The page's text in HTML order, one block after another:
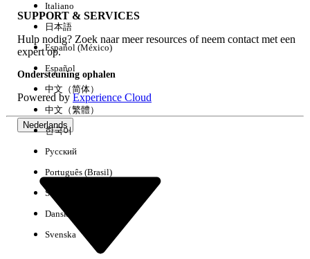
Alles wissen Gereed
Geen resultaten
SUPPORT & SERVICES
Hulp nodig? Zoek naar meer resources of neem contact met een
expert op.
Ondersteuning ophalen
Powered byExperience Cloud
Nederlands
Italiano
日本語
Español (México)
Español
中文（简体）
中文（繁體）
한국어
Русский
Português (Brasil)
Suomi
Dansk
Svenska